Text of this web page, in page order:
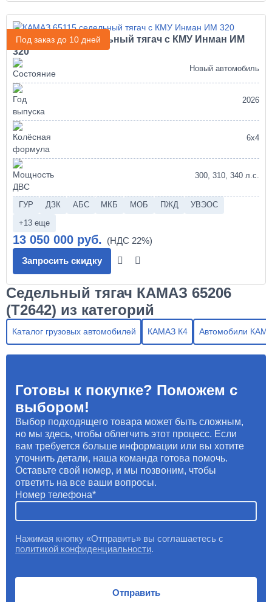
Под заказ до 10 дней
КАМАЗ 65115 седельный тягач с КМУ Инман ИМ
320
Новый автомобиль
2026
6х4
300, 310, 340 л.с.
ГУР ДЗК АБС МКБ МОБ ПЖД
УВЭОС
+13 еще
13 050 000 руб.
Запросить скидку
Седельный тягач КАМАЗ 65206
(Т2642) из категорий
Каталог грузовых автомобилей КАМАЗ К4 Автомобили
Готовы к покупке? Поможем с
выбором!
Выбор подходящего товара может быть сложным,
но мы здесь, чтобы облегчить этот процесс. Если
вам требуется больше информации или вы хотите
уточнить детали, наша команда готова помочь.
Оставьте свой номер, и мы позвоним, чтобы
ответить на все ваши вопросы.
Номер телефона
Нажимая кнопку «Отправить» вы соглашаетесь с
политикой конфиденциальности.
Отправить